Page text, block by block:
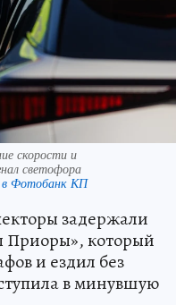
скорости и
светофора
в Фотобанк КП
задержали
Приоры», который
и ездил без
в минувшую